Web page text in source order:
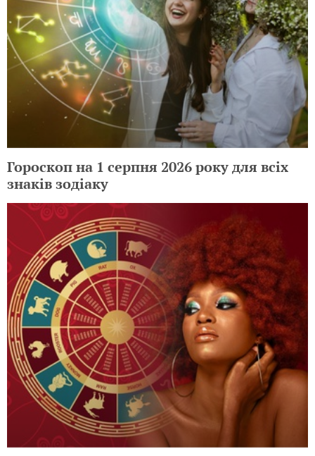
Гороскоп на 1 серпня 2026 року для всіх
знаків зодіаку